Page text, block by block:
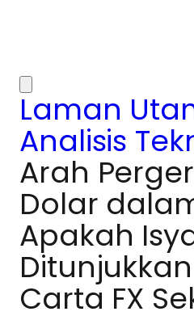
Laman
Analisis
Arah
Dolar
Apakah
Carta FX